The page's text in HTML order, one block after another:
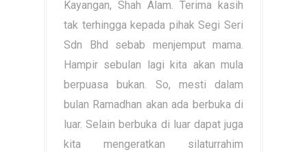
Kayangan, Shah Alam. Terima kasih
tak terhingga kepada pihak Segi Seri
Sdn Bhd sebab menjemput mama.
Hampir sebulan lagi kita akan mula
berpuasa bukan. So, mesti dalam
bulan Ramadhan akan ada berbuka di
luar. Selain berbuka di luar dapat juga
kita mengeratkan silaturrahim